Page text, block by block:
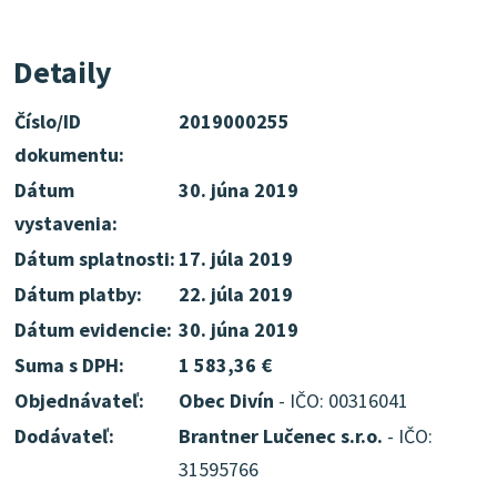
Detaily
Číslo/ID
dokumentu:
2019000255
Dátum
vystavenia:
30. júna 2019
Dátum splatnosti: 17. júla 2019
Dátum platby:
22. júla 2019
Dátum evidencie: 30. júna 2019
Suma s DPH:
1 583,36 €
Objednávateľ:
Obec Divín - IČO: 00316041
Dodávateľ:
Brantner Lučenec s.r.o. - IČO:
31595766